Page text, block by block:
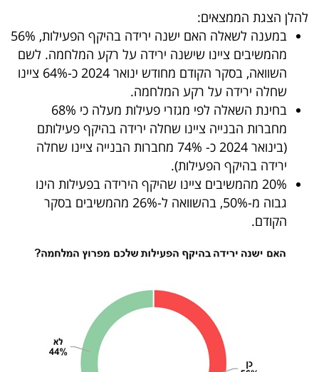
הכלכלי
פודקאסט
UNDER
שיתופי
פעולה
להלן הצגת הממצאים:
במענה לשאלה האם ישנה ירידה בהיקף הפעילות, 56%
מהמשיבים ציינו שישנה ירידה על רקע המלחמה. לשם
השוואה, בסקר הקודם מחודש ינואר 2024 כ-64% ציינו
שחלה ירידה על רקע המלחמה.
בחינת השאלה לפי מגזרי פעילות מעלה כי 68%
מחברות הבנייה ציינו שחלה ירידה בהיקף פעילותם
(בינואר 2024 כ- 74% מחברות הבנייה ציינו שחלה
ירידה בהיקף הפעילות).
20% מהמשיבים ציינו שהיקף הירידה בפעילות הינו
גבוה מ-50%, בהשוואה ל-26% מהמשיבים בסקר
הקודם.